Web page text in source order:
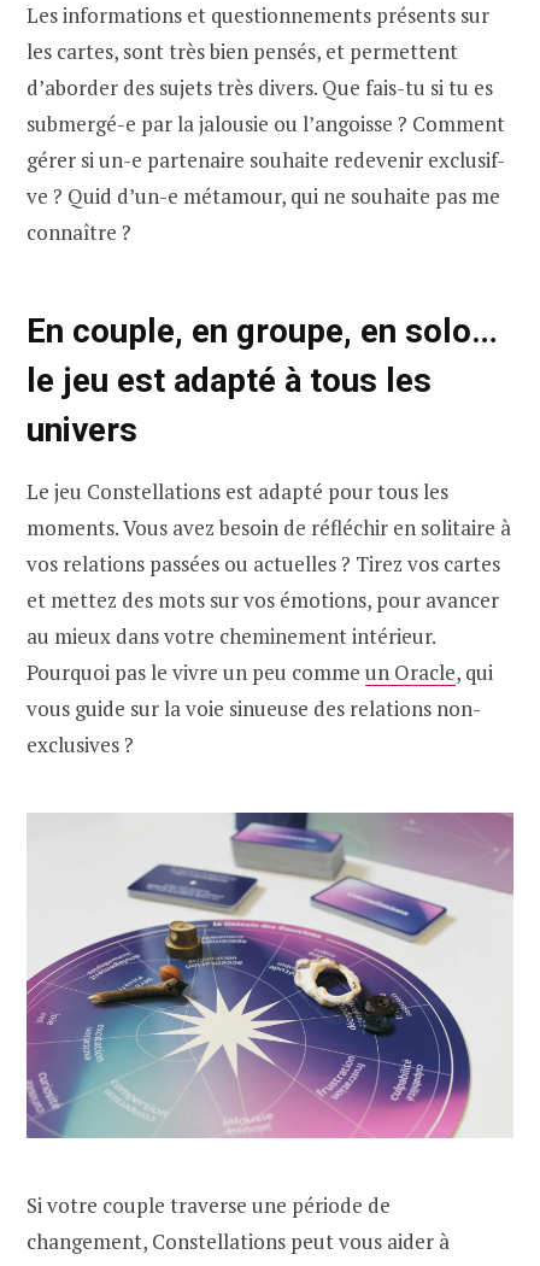
Les informations et questionnements présents sur
les cartes, sont très bien pensés, et permettent
d’aborder des sujets très divers. Que fais-tu si tu es
submergé-e par la jalousie ou l’angoisse ? Comment
gérer si un-e partenaire souhaite redevenir exclusif-
ve ? Quid d’un-e métamour, qui ne souhaite pas me
connaître ?
En couple, en groupe, en solo…
le jeu est adapté à tous les
univers
Le jeu Constellations est adapté pour tous les
moments. Vous avez besoin de réfléchir en solitaire à
vos relations passées ou actuelles ? Tirez vos cartes
et mettez des mots sur vos émotions, pour avancer
au mieux dans votre cheminement intérieur.
Pourquoi pas le vivre un peu comme un Oracle, qui
vous guide sur la voie sinueuse des relations non-
exclusives ?
Si votre couple traverse une période de
changement, Constellations peut vous aider à